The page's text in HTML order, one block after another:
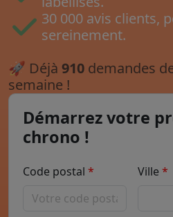
30 000 avis clients,
sereinement.
🚀 Déjà 910 demandes
semaine !
Démarrez votre
chrono !
Code postal Ville